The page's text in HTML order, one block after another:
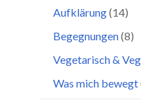
Aufklärung(14)
Begegnungen(8)
Vegetarisch &
Was mich bewegt